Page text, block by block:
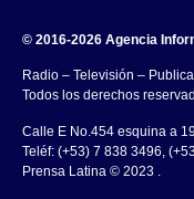
© 2016-2026 Agencia
Radio – Televisión –
Todos los derechos
Calle E No.454 esquina a
Teléf: (+53) 7 838 3496,
Prensa Latina © 2023 .